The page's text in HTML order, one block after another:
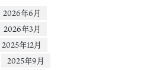
2026年6月
2026年3月
2025年12月
2025年9月